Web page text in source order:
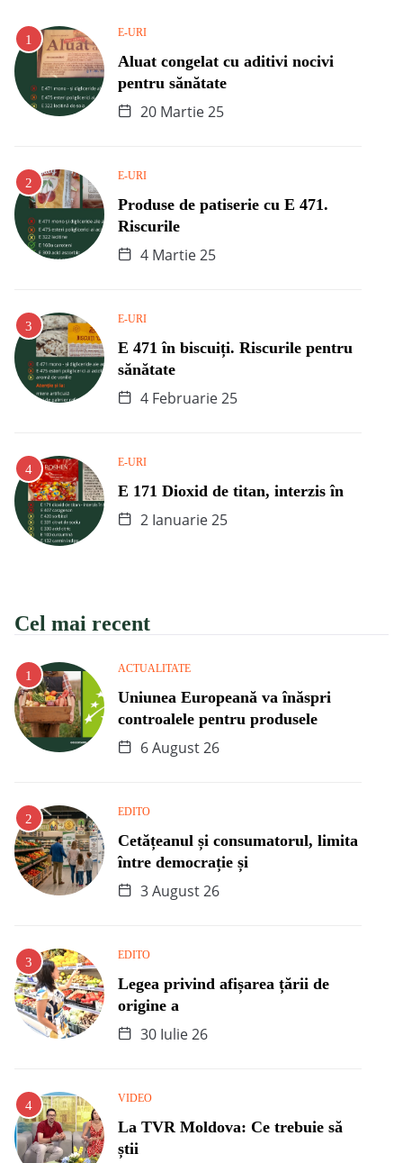
E-URI
Aluat congelat cu aditivi nocivi
pentru sănătate
20 Martie 25
E-URI
Produse de patiserie cu E 471.
Riscurile
4 Martie 25
E-URI
E 471 în biscuiți. Riscurile pentru
sănătate
4 Februarie 25
E-URI
E 171 Dioxid de titan, interzis în
2 Ianuarie 25
Cel mai recent
ACTUALITATE
Uniunea Europeană va înăspri
controalele pentru produsele
6 August 26
EDITO
Cetățeanul și consumatorul, limita
între democrație și
3 August 26
EDITO
Legea privind afișarea țării de
origine a
30 Iulie 26
VIDEO
La TVR Moldova: Ce trebuie să
știi